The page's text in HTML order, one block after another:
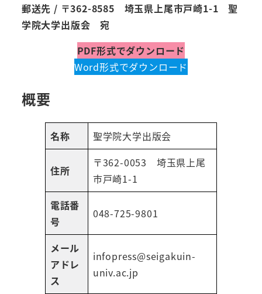
郵送先 / 〒362-8585 埼玉県上尾市戸崎1-1 聖
学院大学出版会 宛
PDF形式でダウンロード
Word形式でダウンロード
概要
名称 聖学院大学出版会
住所
〒362-0053 埼玉県上尾
市戸崎1-1
電話番
号
048-725-9801
メール
アドレ
ス
infopress@seigakuin-
univ.ac.jp